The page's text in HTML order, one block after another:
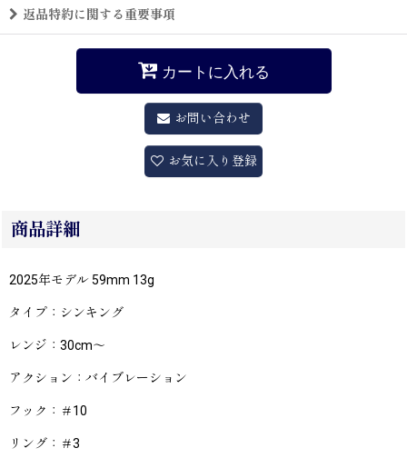
返品特約に関する重要事項
カートに入れる
お問い合わせ
お気に入り登録
商品詳細
2025年モデル 59mm 13g
タイプ：シンキング
レンジ：30cm〜
アクション：バイブレーション
フック：＃10
リング：＃3